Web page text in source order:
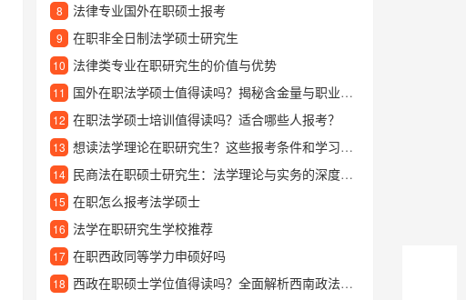
8 法律专业国外在职硕士报考
9 在职非全日制法学硕士研究生
10 法律类专业在职研究生的价值与优势
11 国外在职法学硕士值得读吗？揭秘含金量与职业发展前景
12 在职法学硕士培训值得读吗？适合哪些人报考？
13 想读法学理论在职研究生？这些报考条件和学习干货你得知道
14 民商法在职硕士研究生：法学理论与实务的深度结合
15 在职怎么报考法学硕士
16 法学在职研究生学校推荐
17 在职西政同等学力申硕好吗
18 西政在职硕士学位值得读吗？全面解析西南政法大学在职硕士项目